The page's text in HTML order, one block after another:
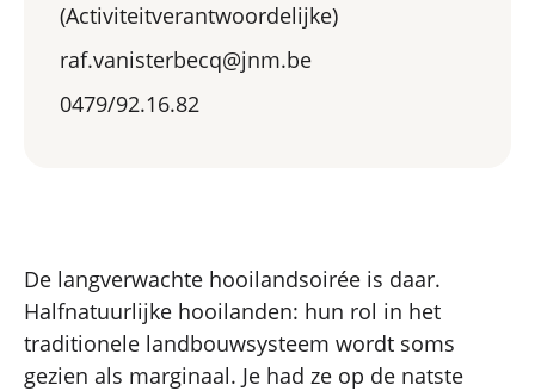
(Activiteitverantwoordelijke)
raf.vanisterbecq@jnm.be
0479/92.16.82
De langverwachte hooilandsoirée is daar.
Halfnatuurlijke hooilanden: hun rol in het
traditionele landbouwsysteem wordt soms
gezien als marginaal. Je had ze op de natste